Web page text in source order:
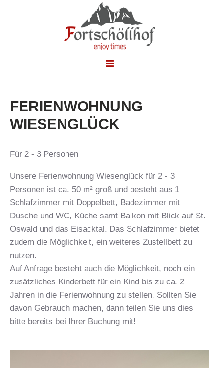
WOHNEN
Ferienwohnung Waldruhe
Ferienwohnung Wiesenglück
KONTAKT
INFOS
Bilder
Anfahrt
FERIENWOHNUNG
WIESENGLÜCK
Für 2 - 3 Personen
Unsere Ferienwohnung Wiesenglück für 2 - 3
Personen ist ca. 50 m² groß und besteht aus 1
Schlafzimmer mit Doppelbett, Badezimmer mit
Dusche und WC, Küche samt Balkon mit Blick auf St.
Oswald und das Eisacktal. Das Schlafzimmer bietet
zudem die Möglichkeit, ein weiteres Zustellbett zu
nutzen.
Auf Anfrage besteht auch die Möglichkeit, noch ein
zusätzliches Kinderbett für ein Kind bis zu ca. 2
Jahren in die Ferienwohnung zu stellen. Sollten Sie
davon Gebrauch machen, dann teilen Sie uns dies
bitte bereits bei Ihrer Buchung mit!